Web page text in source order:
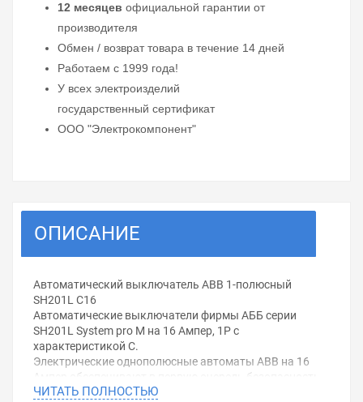
12 месяцев официальной гарантии от
производителя
Обмен / возврат товара в течение 14 дней
Работаем с 1999 года!
У всех электроизделий
государственный сертификат
ООО "Электрокомпонент"
ОПИСАНИЕ
Автоматический выключатель ABB 1-полюсный
SH201L C16
Автоматические выключатели фирмы АББ серии
SH201L System pro M на 16 Ампер, 1Р с
характеристикой C.
Электрические однополюсные автоматы ABB на 16
Ампер обеспечивают в первую очередь безопасность
работы отдельных элементов цепи от непредвиденных
ЧИТАТЬ ПОЛНОСТЬЮ